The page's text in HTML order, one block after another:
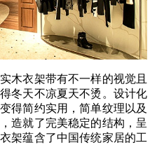
木衣架带有不一样的视觉且
冬天不凉夏天不烫。设计化
得简约实用，简单纹理以及
造就了完美稳定的结构，呈
架蕴含了中国传统家居的工